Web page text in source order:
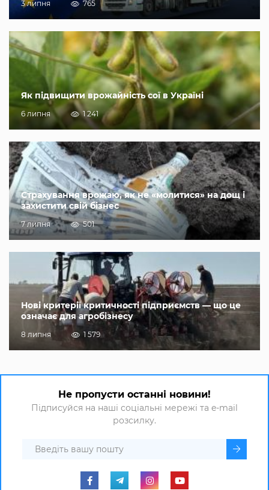
3 липня 765
Як підвищити врожайність сої в Україні
6 липня 1 241
Страхування врожаю, як не «молитися» на дощ і
захистити свій бізнес
7 липня 501
Нові критерії критичності підприємств — що це
означає для агробізнесу
8 липня 1 579
Не пропусти останні новини!
Підписуйся на наші соціальні мережі та e-mail
розсилку.